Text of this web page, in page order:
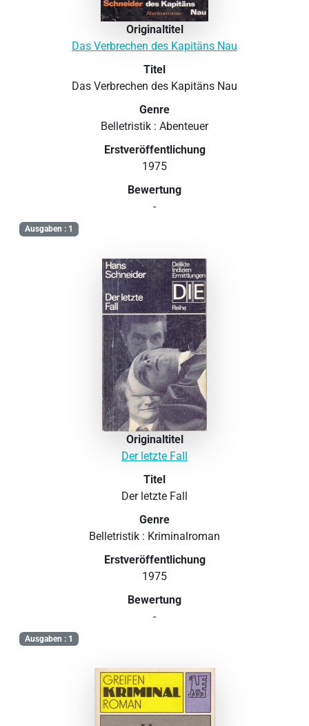
Originaltitel
Das Verbrechen des Kapitäns Nau
Titel
Das Verbrechen des Kapitäns Nau
Genre
Belletristik : Abenteuer
Erstveröffentlichung
1975
Bewertung
-
Ausgaben : 1
Originaltitel
Der letzte Fall
Titel
Der letzte Fall
Genre
Belletristik : Kriminalroman
Erstveröffentlichung
1975
Bewertung
-
Ausgaben : 1